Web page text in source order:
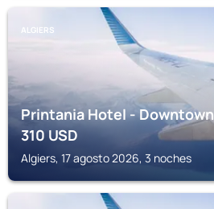
ALGIERS
Printania Hotel - Downtown
310USD
Algiers, 17 agosto 2026, 3 noches